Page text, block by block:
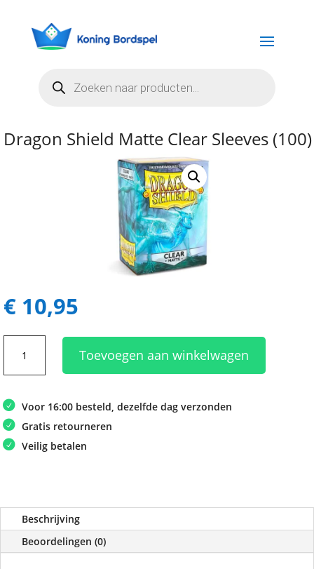
zoeken
Dragon Shield Matte Clear Sleeves (100)
€ 10,95
Shield
Matte
Sleeves
(100)
aantal
Toevoegen aan winkelwagen
Voor 16:00 besteld, dezelfde dag verzonden
Gratis retourneren
Veilig betalen
Beschrijving
Beoordelingen (0)